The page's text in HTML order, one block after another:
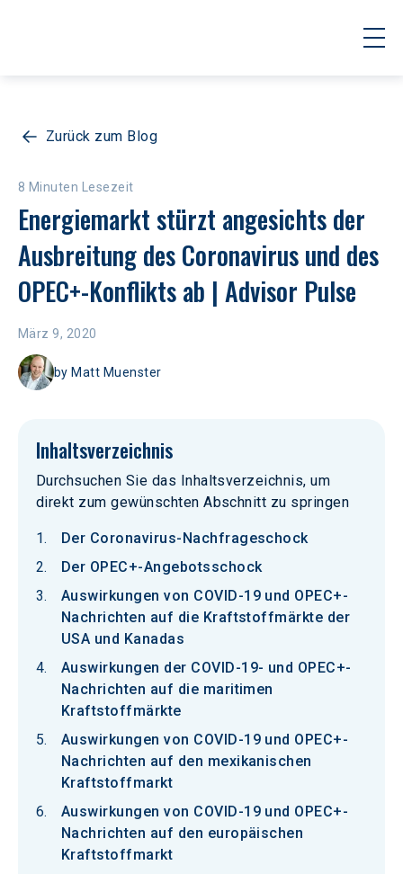
Zurück zum Blog
8 Minuten Lesezeit
Energiemarkt stürzt angesichts der
Ausbreitung des Coronavirus und des
OPEC+-Konflikts ab | Advisor Pulse
März 9, 2020
by Matt Muenster
Inhaltsverzeichnis
Durchsuchen Sie das Inhaltsverzeichnis, um
direkt zum gewünschten Abschnitt zu springen
Der Coronavirus-Nachfrageschock
Der OPEC+-Angebotsschock
Auswirkungen von COVID-19 und OPEC+-
Nachrichten auf die Kraftstoffmärkte der
USA und Kanadas
Auswirkungen der COVID-19- und OPEC+-
Nachrichten auf die maritimen
Kraftstoffmärkte
Auswirkungen von COVID-19 und OPEC+-
Nachrichten auf den mexikanischen
Kraftstoffmarkt
Auswirkungen von COVID-19 und OPEC+-
Nachrichten auf den europäischen
Kraftstoffmarkt